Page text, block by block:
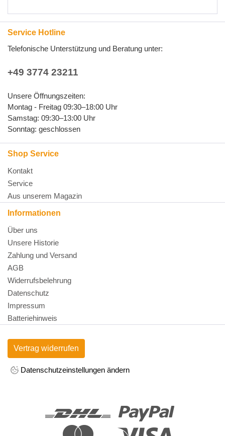
Service Hotline
Telefonische Unterstützung und Beratung unter:
+49 3774 23211
Unsere Öffnungszeiten:
Montag - Freitag 09:30–18:00 Uhr
Samstag: 09:30–13:00 Uhr
Sonntag: geschlossen
Shop Service
Kontakt
Service
Aus unserem Magazin
Informationen
Über uns
Unsere Historie
Zahlung und Versand
AGB
Widerrufsbelehrung
Datenschutz
Impressum
Batteriehinweis
Vertrag widerrufen
Datenschutzeinstellungen ändern